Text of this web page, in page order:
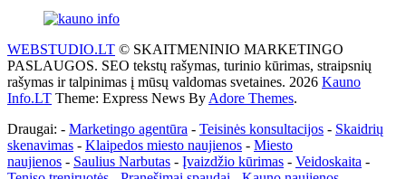
WEBSTUDIO.LT © SKAITMENINIO MARKETINGO
PASLAUGOS. SEO tekstų rašymas, turinio kūrimas, straipsnių
rašymas ir talpinimas į mūsų valdomas svetaines. 2026 Kauno
Info.LT Theme: Express News By Adore Themes.
Draugai: - Marketingo agentūra - Teisinės konsultacijos - Skaidrių
skenavimas - Klaipedos miesto naujienos - Miesto
naujienos - Saulius Narbutas - Įvaizdžio kūrimas - Veidoskaita -